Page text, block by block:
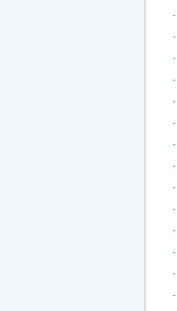
-
-
-
-
-
-
-
-
-
-
-
-
-
-